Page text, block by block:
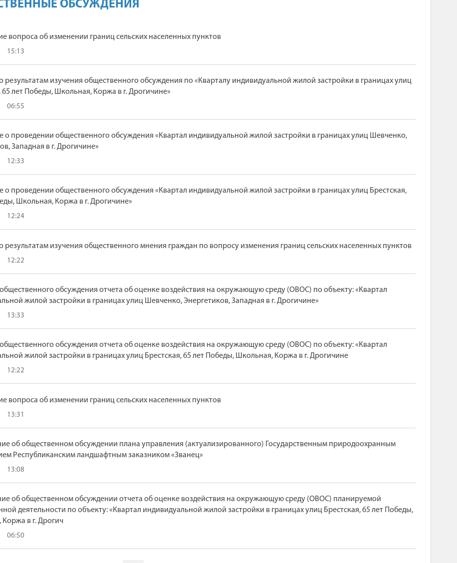
ОБСУЖДЕНИЯ
вопроса об изменении границ сельских населенных пунктов
15:13
результатам изучения общественного обсуждения по «Кварталу индивидуальной жилой застройки в границах улиц
65 лет Победы, Школьная, Коржа в г. Дрогичине»
06:55
о проведении общественного обсуждения «Квартал индивидуальной жилой застройки в границах улиц Шевченко,
Западная в г. Дрогичине»
12:33
о проведении общественного обсуждения «Квартал индивидуальной жилой застройки в границах улиц Брестская,
Школьная, Коржа в г. Дрогичине»
12:24
результатам изучения общественного мнения граждан по вопросу изменения границ сельских населенных пунктов
12:22
обсуждения отчета об оценке воздействия на окружающую среду (ОВОС) по объекту: «Квартал
жилой застройки в границах улиц Шевченко, Энергетиков, Западная в г. Дрогичине»
13:33
обсуждения отчета об оценке воздействия на окружающую среду (ОВОС) по объекту: «Квартал
жилой застройки в границах улиц Брестская, 65 лет Победы, Школьная, Коржа в г. Дрогичине
12:22
вопроса об изменении границ сельских населенных пунктов
13:31
об общественном обсуждении плана управления (актуализированного) Государственным природоохранным
Республиканским ландшафтным заказником «Званец»
13:08
об общественном обсуждении отчета об оценке воздействия на окружающую среду (ОВОС) планируемой
деятельности по объекту: «Квартал индивидуальной жилой застройки в границах улиц Брестская, 65 лет Победы,
в г. Дрогич
06:50